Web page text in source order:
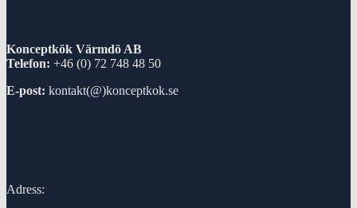
Konceptkök Värmdö AB
Telefon: +46 (0) 72 748 48 50
E-post: kontakt(@)konceptkok.se
Adress: